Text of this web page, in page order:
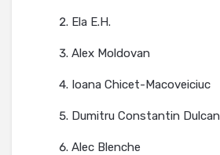
Ela E.H.
Alex Moldovan
Ioana Chicet-Macoveiciuc
Dumitru Constantin Dulcan
Alec Blenche